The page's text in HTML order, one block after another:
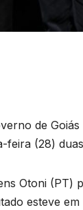
de
(28)
Otoni (PT)
esteve